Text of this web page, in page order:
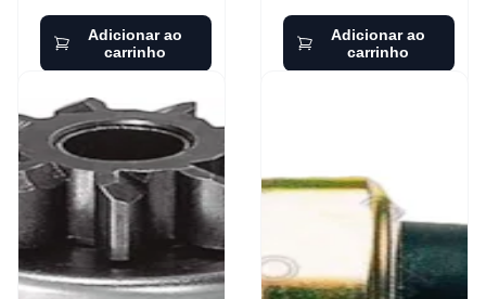
Adicionar ao
carrinho
Adicionar ao
carrinho